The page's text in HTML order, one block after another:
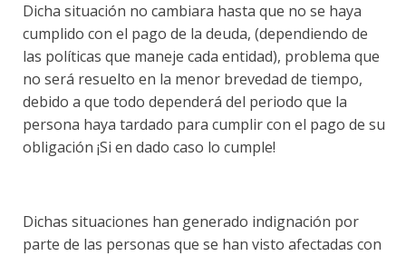
Dicha situación no cambiara hasta que no se haya
cumplido con el pago de la deuda, (dependiendo de
las políticas que maneje cada entidad), problema que
no será resuelto en la menor brevedad de tiempo,
debido a que todo dependerá del periodo que la
persona haya tardado para cumplir con el pago de su
obligación ¡Si en dado caso lo cumple!
Dichas situaciones han generado indignación por
parte de las personas que se han visto afectadas con